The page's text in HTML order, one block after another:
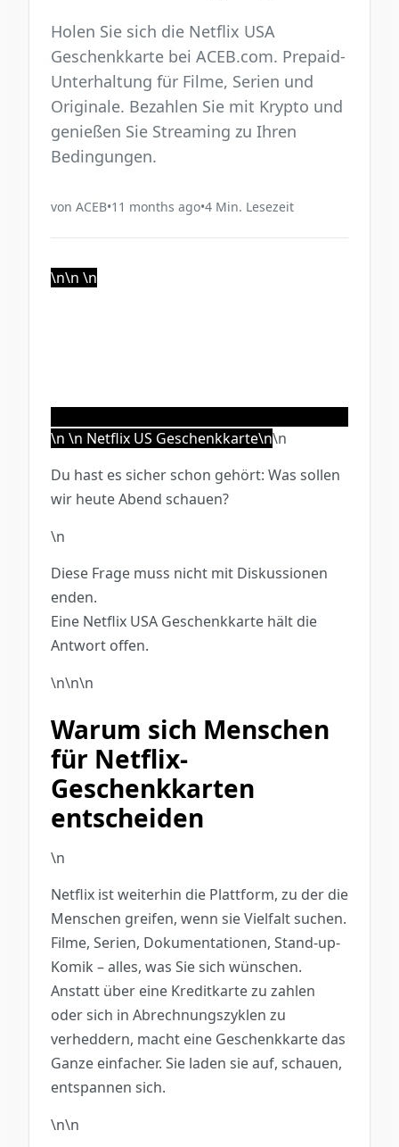
Holen Sie sich die Netflix USA
Geschenkkarte bei ACEB.com. Prepaid-
Unterhaltung für Filme, Serien und
Originale. Bezahlen Sie mit Krypto und
genießen Sie Streaming zu Ihren
Bedingungen.
von ACEB•11 months ago•4 Min. Lesezeit
\n\n \n
\n \n Netflix US Geschenkkarte\n\n
Du hast es sicher schon gehört: Was sollen
wir heute Abend schauen?
\n
Diese Frage muss nicht mit Diskussionen
enden.
Eine Netflix USA Geschenkkarte hält die
Antwort offen.
\n\n\n
Warum sich Menschen
für Netflix-
Geschenkkarten
entscheiden
\n
Netflix ist weiterhin die Plattform, zu der die
Menschen greifen, wenn sie Vielfalt suchen.
Filme, Serien, Dokumentationen, Stand-up-
Komik – alles, was Sie sich wünschen.
Anstatt über eine Kreditkarte zu zahlen
oder sich in Abrechnungszyklen zu
verheddern, macht eine Geschenkkarte das
Ganze einfacher. Sie laden sie auf, schauen,
entspannen sich.
\n\n